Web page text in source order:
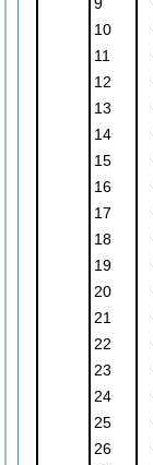
10
11
12
13
14
15
16
17
18
19
20
21
22
23
24
25
26